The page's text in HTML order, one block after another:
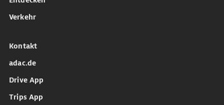
Verkehr
Kontakt
adac.de
Drive App
Trips App